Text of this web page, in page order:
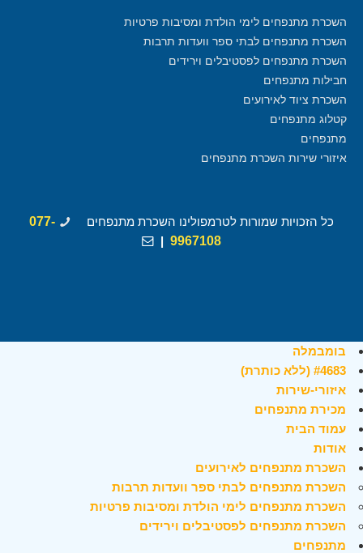
השכרת מתנפחים לימי הולדת ומסיבות פרטיות
השכרת מתנפחים לבתי ספר וועדות תרבות
השכרת מתנפחים לפסטיבלים וירידים
חבילות מתנפחים
השכרת ציוד לאירועים
קטלוג מתנפחים
מתנפחים
איזורי שירות השכרת מתנפחים
כל הזכויות שמורות לטרמפולינו השכרת מתנפחים
077-
9967108
|
בומבמלה
#4683 (ללא כותרת)
איזורי-שירות
מכירת מתנפחים
עמוד הבית
אודות
השכרת מתנפחים לאירועים
השכרת מתנפחים לבתי ספר וועדות תרבות
השכרת מתנפחים לימי הולדת ומסיבות פרטיות
השכרת מתנפחים לפסטיבלים וירידים
מתנפחים